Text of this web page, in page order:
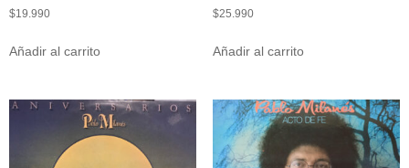
$19.990
Añadir al carrito
$25.990
Añadir al carrito